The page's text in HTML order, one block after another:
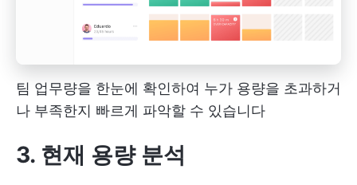
팀 업무량을 한눈에 확인하여 누가 용량을 초과하거
나 부족한지 빠르게 파악할 수 있습니다
3. 현재 용량 분석